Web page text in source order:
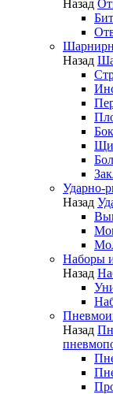
Назад
Назад
Ударно-
Назад
Наборы
Назад
Назад